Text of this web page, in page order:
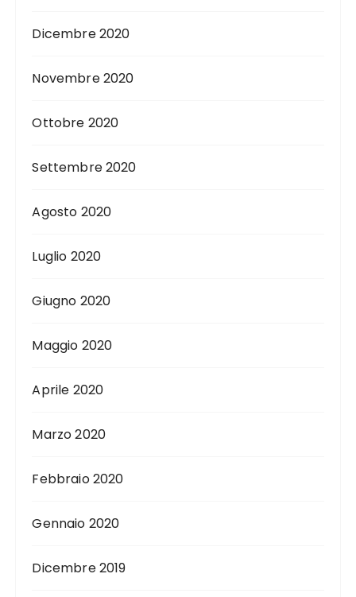
Dicembre 2020
Novembre 2020
Ottobre 2020
Settembre 2020
Agosto 2020
Luglio 2020
Giugno 2020
Maggio 2020
Aprile 2020
Marzo 2020
Febbraio 2020
Gennaio 2020
Dicembre 2019